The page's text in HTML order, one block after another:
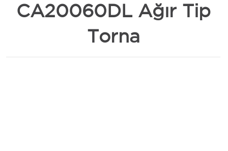
CA20060DL Ağır Tip
Torna